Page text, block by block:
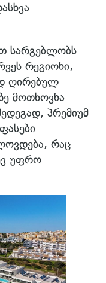
სარგებლობს
რეგიონი,
ღირებულ
მოთხოვნა
პრემიუმ
რაც
უფრო